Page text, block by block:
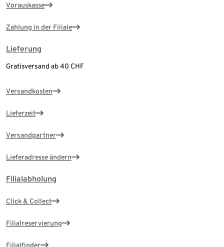
Vorauskasse
Zahlung in der Filiale
Lieferung
Gratisversand ab 40 CHF
Versandkosten
Lieferzeit
Versandpartner
Lieferadresse ändern
Filialabholung
Click & Collect
Filialreservierung
Filialfinder